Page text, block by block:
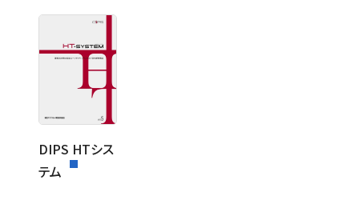
DIPS HTシス
テム